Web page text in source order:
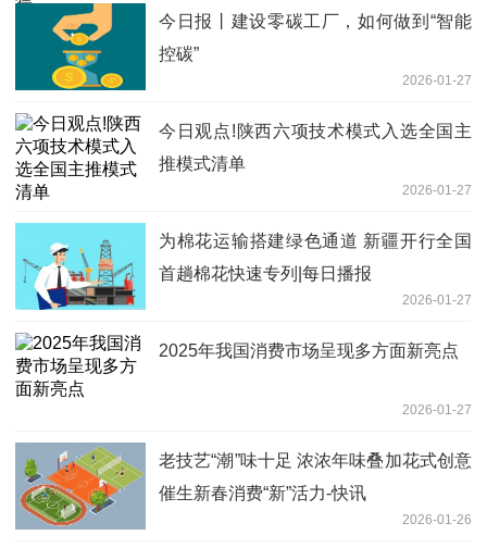
今日报丨建设零碳工厂，如何做到“智能
控碳”
2026-01-27
今日观点!陕西六项技术模式入选全国主
推模式清单
2026-01-27
为棉花运输搭建绿色通道 新疆开行全国
首趟棉花快速专列|每日播报
2026-01-27
2025年我国消费市场呈现多方面新亮点
2026-01-27
老技艺“潮”味十足 浓浓年味叠加花式创意
催生新春消费“新”活力-快讯
2026-01-26